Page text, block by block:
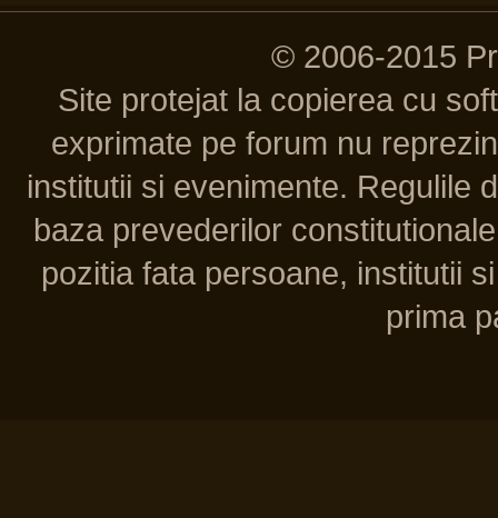
© 2006-2015
Site protejat la copierea cu
exprimate pe forum nu
institutii si evenimente. Regulile
baza prevederilor
pozitia fata persoane, institutii
prima